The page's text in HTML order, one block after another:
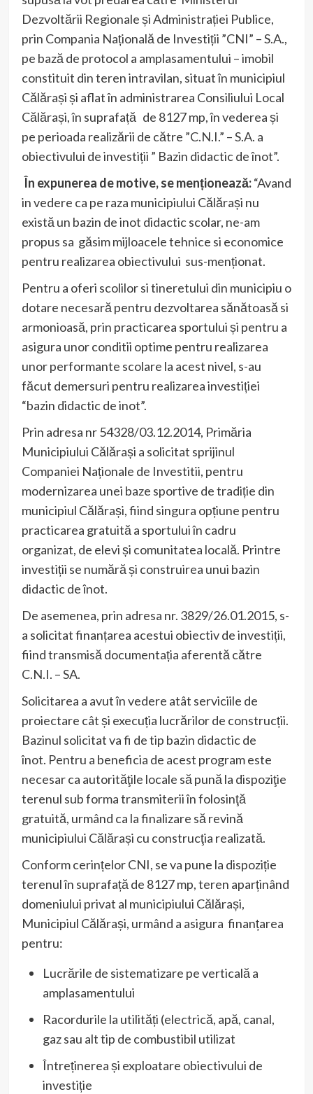
Dezvoltării Regionale și Administrației Publice,
prin Compania Națională de Investiții ”CNI” – S.A.,
pe bază de protocol a amplasamentului – imobil
constituit din teren intravilan, situat în municipiul
Călărași și aflat în administrarea Consiliului Local
Călărași, în suprafață de 8127 mp, în vederea și
pe perioada realizării de către ”C.N.I.” – S.A. a
obiectivului de investiții ” Bazin didactic de înot”.
În expunerea de motive, se menționează:“Avand
in vedere ca pe raza municipiului Călărași nu
există un bazin de inot didactic scolar, ne-am
propus sa găsim mijloacele tehnice si economice
pentru realizarea obiectivului sus-menționat.
Pentru a oferi scolilor si tineretului din municipiu o
dotare necesară pentru dezvoltarea sănătoasă si
armonioasă, prin practicarea sportului și pentru a
asigura unor conditii optime pentru realizarea
unor performante scolare la acest nivel, s-au
făcut demersuri pentru realizarea investiției
“bazin didactic de inot”.
Prin adresa nr 54328/03.12.2014, Primăria
Municipiului Călărași a solicitat sprijinul
Companiei Naționale de Investitii, pentru
modernizarea unei baze sportive de tradiție din
municipiul Călărași, fiind singura opțiune pentru
practicarea gratuită a sportului în cadru
organizat, de elevi și comunitatea locală. Printre
investiții se numără și construirea unui bazin
didactic de înot.
De asemenea, prin adresa nr. 3829/26.01.2015, s-
a solicitat finanțarea acestui obiectiv de investiții,
fiind transmisă documentația aferentă către
C.N.I. – SA.
Solicitarea a avut în vedere atât serviciile de
proiectare cât și execuția lucrărilor de construcții.
Bazinul solicitat va fi de tip bazin didactic de
înot. Pentru a beneficia de acest program este
necesar ca autorităţile locale să pună la dispoziţie
terenul sub forma transmiterii în folosinţă
gratuită, urmând ca la finalizare să revină
municipiului Călărași cu construcţia realizată.
Conform cerințelor CNI, se va pune la dispoziție
terenul în suprafață de 8127 mp, teren aparținând
domeniului privat al municipiului Călărași,
Municipiul Călărași, urmând a asigura finanțarea
pentru:
Lucrările de sistematizare pe verticală a
amplasamentului
Racordurile la utilități (electrică, apă, canal,
gaz sau alt tip de combustibil utilizat
Întreținerea și exploatare obiectivului de
investiție